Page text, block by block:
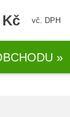
Kč vč. DPH
»